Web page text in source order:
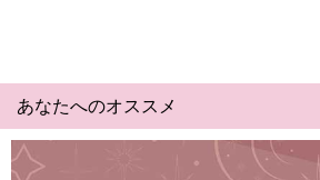
あなたへのオススメ